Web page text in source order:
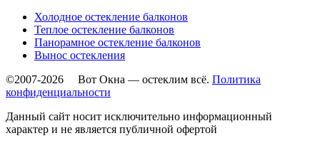
Холодное остекление балконов
Теплое остекление балконов
Панорамное остекление балконов
Вынос остекления
©2007-2026 Вот Окна — остеклим всё. Политика
конфиденциальности
Данный сайт носит исключительно информационный
характер и не является публичной офертой